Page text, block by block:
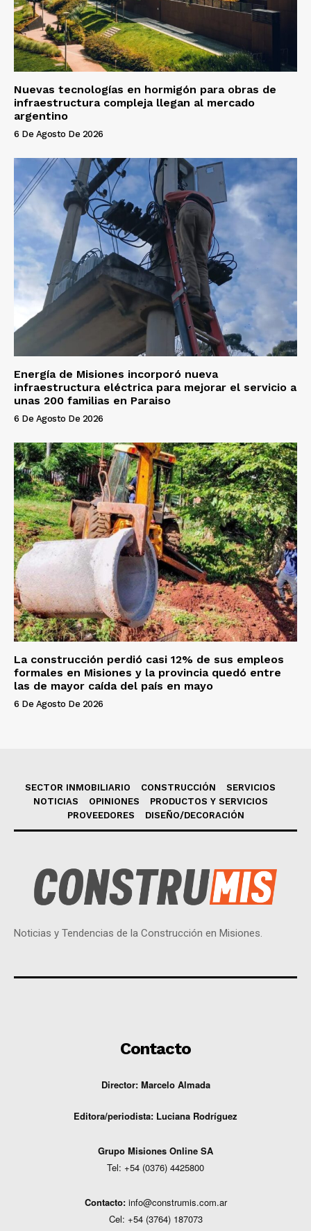
Nuevas tecnologías en hormigón para obras de
infraestructura compleja llegan al mercado
argentino
6 De Agosto De 2026
Energía de Misiones incorporó nueva
infraestructura eléctrica para mejorar el servicio a
unas 200 familias en Paraiso
6 De Agosto De 2026
La construcción perdió casi 12% de sus empleos
formales en Misiones y la provincia quedó entre
las de mayor caída del país en mayo
6 De Agosto De 2026
SECTOR INMOBILIARIO CONSTRUCCIÓN
SERVICIOS
NOTICIAS
OPINIONES
PRODUCTOS Y SERVICIOS
PROVEEDORES
DISEÑO/DECORACIÓN
Noticias y Tendencias de la Construcción en Misiones.
Contacto
Director: Marcelo Almada
Editora/periodista: Luciana Rodríguez
Grupo Misiones Online SA
Tel: +54 (0376) 4425800
Contacto: info@construmis.com.ar
Cel: +54 (3764) 187073